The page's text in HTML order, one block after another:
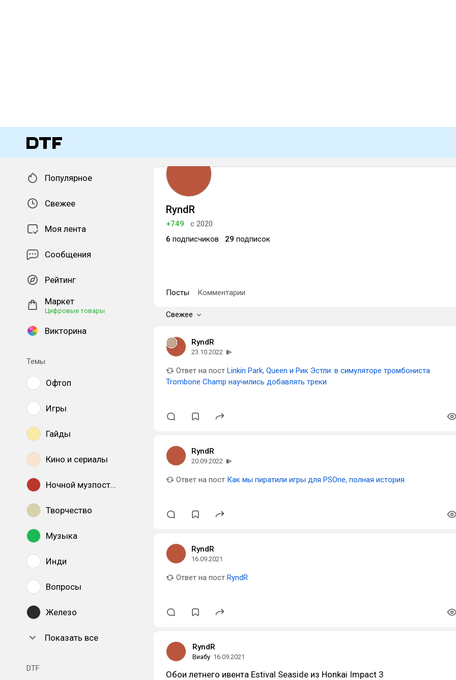
Популярное
Свежее
Моя лента
Сообщения
Рейтинг
Маркет
Цифровые товары
Викторина
Темы
Офтоп
Игры
Гайды
Кино и сериалы
Ночной музпостинг
Творчество
Музыка
Инди
Вопросы
Железо
Показать все
DTF
RyndR
+749
с 2020
6 подписчиков 29 подписок
Посты Комментарии
Свежее
RyndR
23.10.2022
Ответ на пост Linkin Park, Queen и Рик Эстли: в симуляторе тромбониста
Trombone Champ научились добавлять треки
RyndR
20.09.2022
Ответ на пост Как мы пиратили игры для PSOne, полная история
RyndR
16.09.2021
Ответ на пост RyndR
RyndR
Виабу 16.09.2021
Обои летнего ивента Estival Seaside из Honkai Impact 3